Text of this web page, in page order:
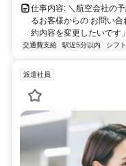
仕事内容: ＼航空会社の
るお客様からの お問い
約内容を変更したいです
交通費支給 駅近5分以内 シフ
派遣社員